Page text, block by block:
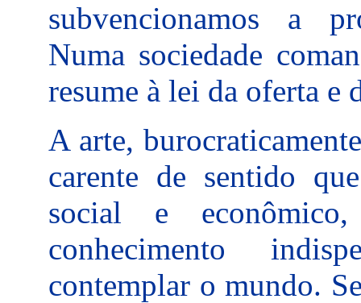
subvencionamos a
Numa sociedade
resume à lei da oferta e
A arte,
carente de sentido
social e
conhecimento
contemplar o mundo.